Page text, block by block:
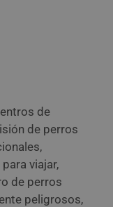
de
de perros
viajar,
de perros
peligrosos,